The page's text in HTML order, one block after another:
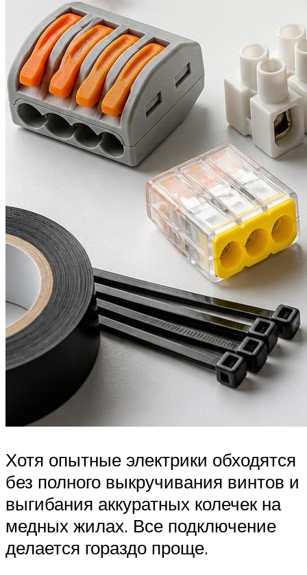
Хотя опытные электрики обходятся
без полного выкручивания винтов и
выгибания аккуратных колечек на
медных жилах. Все подключение
делается гораздо проще.